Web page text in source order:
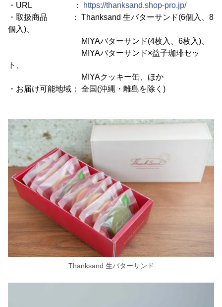
・URL ：
https://thanksand.shop-pro.jp/
・取扱商品 ： Thanksand 生バターサンド(6個入、8
個入)、
MIYAバターサンド(4枚入、6枚入)、
MIYAバターサンド×益子珈琲セッ
ト、
MIYAクッキー缶、ほか
・お届け可能地域： 全国(沖縄・離島を除く)
Thanksand 生バターサンド